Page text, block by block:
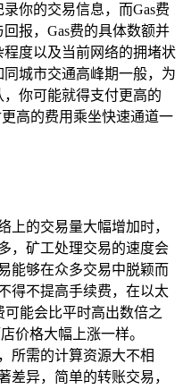
你的交易信息，而Gas费
报，Gas费的具体数额并
度以及当前网络的拥堵状
城市交通高峰期一般，为
你可能就得支付更高的
高的费用乘坐快速通道一
上的交易量大幅增加时，
，矿工处理交易的速度会
能够在众多交易中脱颖而
得不提高手续费，在以太
可能会比平时高出数倍之
价格大幅上涨一样。
所需的计算资源大不相
差异，简单的转账交易，